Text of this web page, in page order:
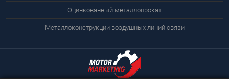
Оцинкованный металлопрокат
Металлоконструкции воздушных линий связи